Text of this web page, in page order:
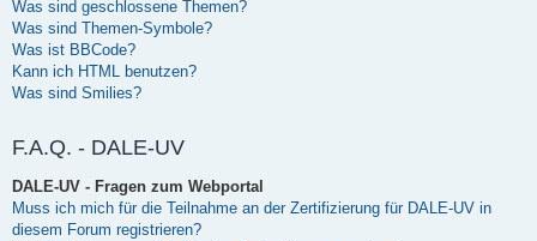
Was sind geschlossene Themen?
Was sind Themen-Symbole?
Was ist BBCode?
Kann ich HTML benutzen?
Was sind Smilies?
F.A.Q. - DALE-UV
DALE-UV - Fragen zum Webportal
Muss ich mich für die Teilnahme an der Zertifizierung für DALE-UV in
diesem Forum registrieren?